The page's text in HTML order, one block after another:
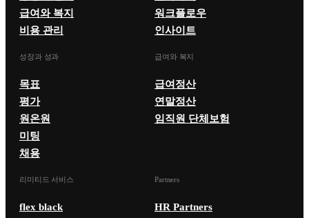
급여와 복지
비용 관리
워크플로우
인사이트
성장과 성과
목표
평가
원온원
미팅
채용
급여와 복지
급여정산
연말정산
임직원 단체보험
리미티드 서비스
flex black
Partners
HR Partners